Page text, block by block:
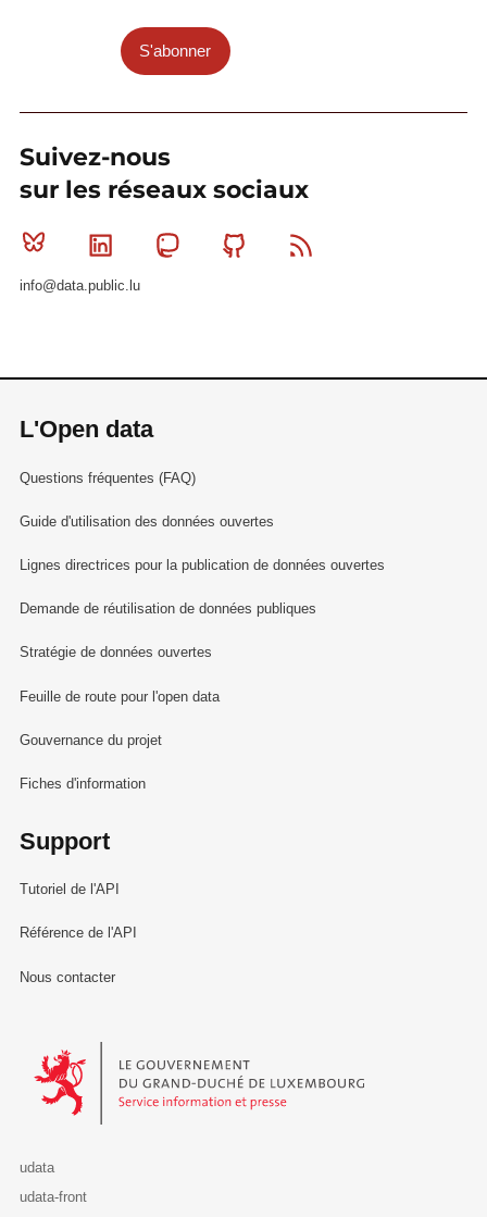
S'abonner
Suivez-nous
sur les réseaux sociaux
Bluesky Linkedin MastodonGithub
info@data.public.lu
L'Open data
Questions fréquentes (FAQ)
Guide d'utilisation des données ouvertes
Lignes directrices pour la publication de données ouvertes
Demande de réutilisation de données publiques
Stratégie de données ouvertes
Feuille de route pour l'open data
Gouvernance du projet
Fiches d'information
Support
Tutoriel de l'API
Référence de l'API
Nous contacter
Le Gouvernement du Grand-Duché de Luxembourg - Service
udata
udata-front